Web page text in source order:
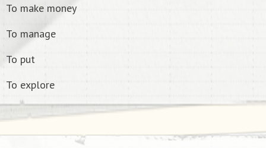
To make money
To manage
To put
To explore